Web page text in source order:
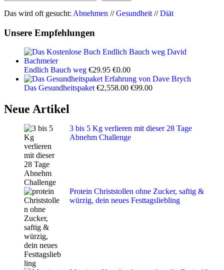
Das wird oft gesucht: Abnehmen //Gesundheit //Diät
Unsere Empfehlungen
Endlich Bauch weg €29.95 Ursprünglicher
Preis
war:
€0.00Aktueller
Preis
ist:
Das Gesundheitspaket €2,558.00 Ursprünglicher
€99.00Aktueller
Neue Artikel
3 bis 5 Kg verlieren mit dieser 28 Tage
Abnehm Challenge
Protein Christstollen ohne Zucker, saftig &
würzig, dein neues Festtagsliebling